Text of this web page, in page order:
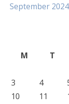
September 2024
M
T
3
4
10
11